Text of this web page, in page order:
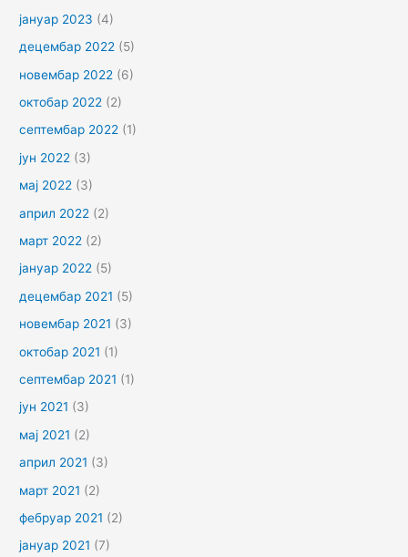
јануар 2023 (4)
децембар 2022 (5)
новембар 2022 (6)
октобар 2022 (2)
септембар 2022 (1)
јун 2022 (3)
мај 2022 (3)
април 2022 (2)
март 2022 (2)
јануар 2022 (5)
децембар 2021 (5)
новембар 2021 (3)
октобар 2021 (1)
септембар 2021 (1)
јун 2021 (3)
мај 2021 (2)
април 2021 (3)
март 2021 (2)
фебруар 2021 (2)
јануар 2021 (7)